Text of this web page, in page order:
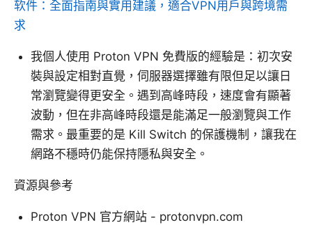
软件：全面指南與實用建議，適合VPN用戶與跨境需
求
我個人使用 Proton VPN 免費版的經驗是：初次安
裝與設定相對直覺，伺服器選擇雖有限但足以讓日
常瀏覽變得更安全。遇到高峰時段，速度會有顯著
波動，但在非高峰時段還是能滿足一般瀏覽與工作
需求。最重要的是 Kill Switch 的保護機制，讓我在
網路不穩時仍能保持隱私與安全。
資源與參考
Proton VPN 官方網站 - protonvpn.com